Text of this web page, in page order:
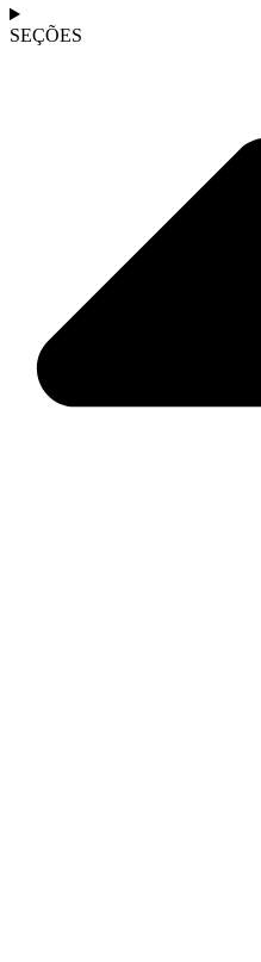
SEÇÕES